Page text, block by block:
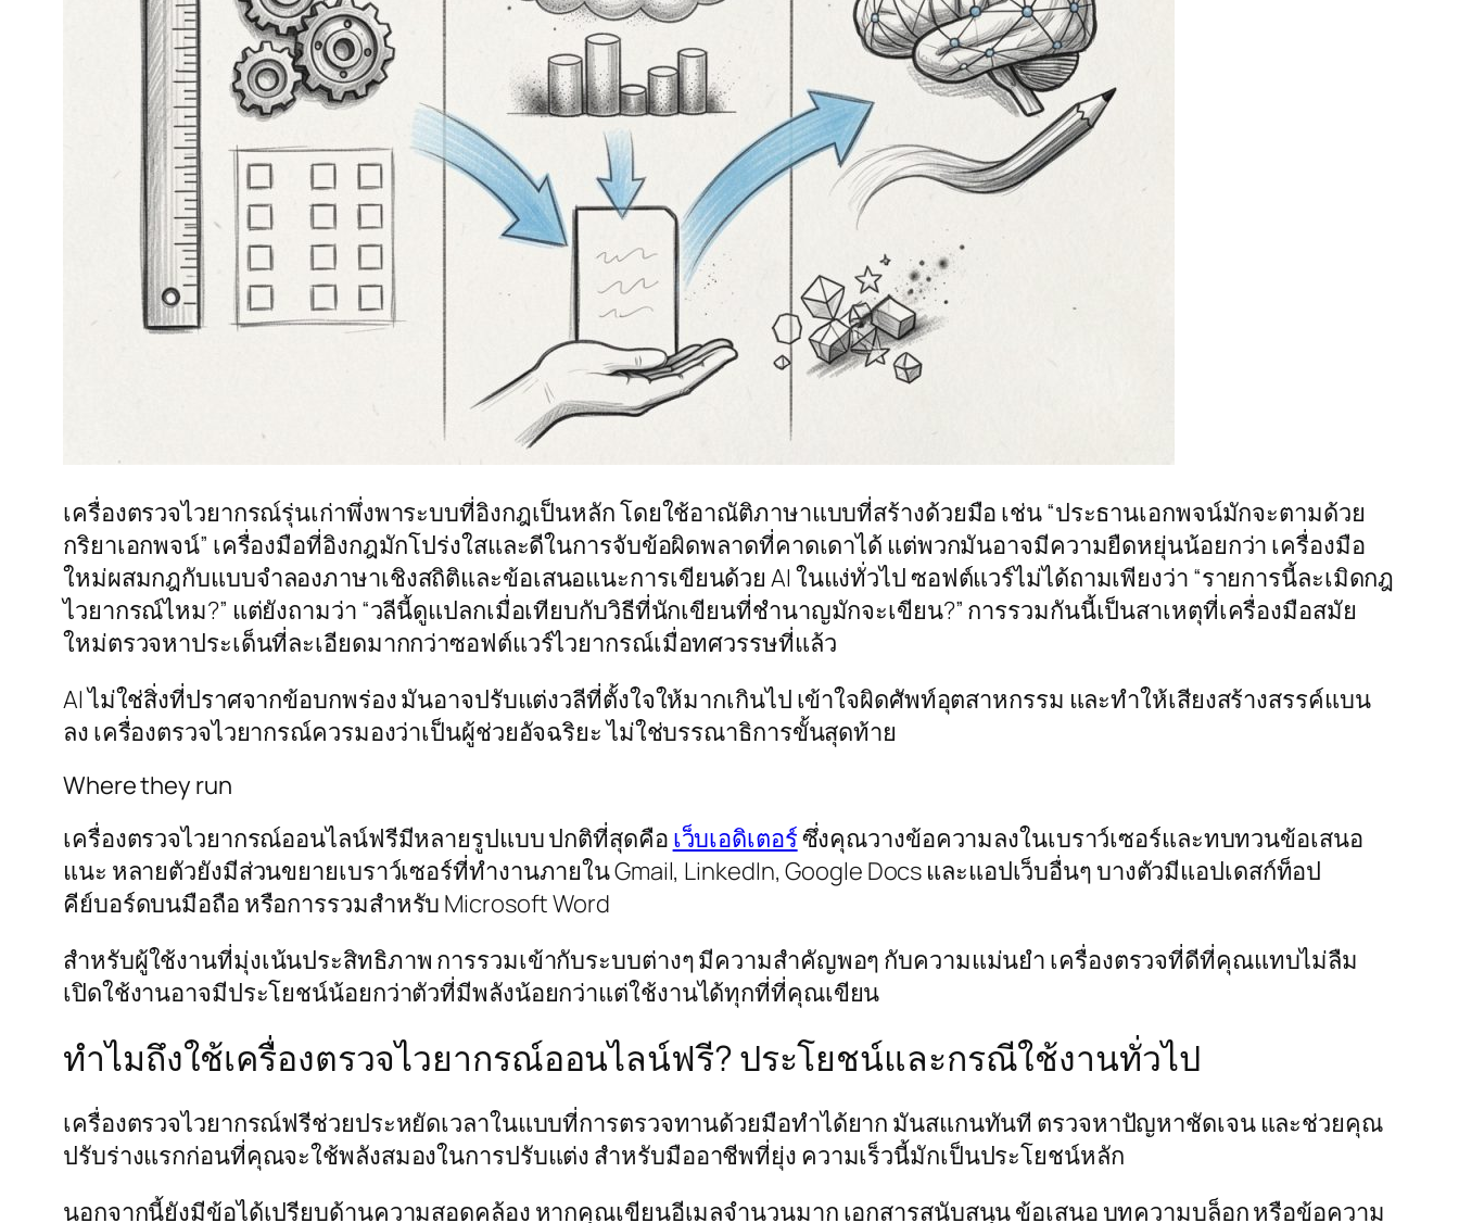
เครื่องตรวจไวยากรณ์รุ่นเก่าพึ่งพาระบบที่อิงกฎเป็นหลัก โดยใช้อาณัติภาษาแบบที่สร้างด้วยมือ เช่น “ประธานเอกพจน์มักจะตามด้วย
กริยาเอกพจน์” เครื่องมือที่อิงกฎมักโปร่งใสและดีในการจับข้อผิดพลาดที่คาดเดาได้ แต่พวกมันอาจมีความยืดหยุ่นน้อยกว่า เครื่องมือ
ใหม่ผสมกฎกับแบบจำลองภาษาเชิงสถิติและข้อเสนอแนะการเขียนด้วย AI ในแง่ทั่วไป ซอฟต์แวร์ไม่ได้ถามเพียงว่า “รายการนี้ละเมิดกฎ
ไวยากรณ์ไหม?” แต่ยังถามว่า “วลีนี้ดูแปลกเมื่อเทียบกับวิธีที่นักเขียนที่ชำนาญมักจะเขียน?” การรวมกันนี้เป็นสาเหตุที่เครื่องมือสมัย
ใหม่ตรวจหาประเด็นที่ละเอียดมากกว่าซอฟต์แวร์ไวยากรณ์เมื่อทศวรรษที่แล้ว
AI ไม่ใช่สิ่งที่ปราศจากข้อบกพร่อง มันอาจปรับแต่งวลีที่ตั้งใจให้มากเกินไป เข้าใจผิดศัพท์อุตสาหกรรม และทำให้เสียงสร้างสรรค์แบน
ลง เครื่องตรวจไวยากรณ์ควรมองว่าเป็นผู้ช่วยอัจฉริยะ ไม่ใช่บรรณาธิการขั้นสุดท้าย
Where they run
เครื่องตรวจไวยากรณ์ออนไลน์ฟรีมีหลายรูปแบบ ปกติที่สุดคือ เว็บเอดิเตอร์ซึ่งคุณวางข้อความลงในเบราว์เซอร์และทบทวนข้อเสนอ
แนะ หลายตัวยังมีส่วนขยายเบราว์เซอร์ที่ทำงานภายใน Gmail, LinkedIn, Google Docs และแอปเว็บอื่นๆ บางตัวมีแอปเดสก์ท็อป
คีย์บอร์ดบนมือถือ หรือการรวมสำหรับ Microsoft Word
สำหรับผู้ใช้งานที่มุ่งเน้นประสิทธิภาพ การรวมเข้ากับระบบต่างๆ มีความสำคัญพอๆ กับความแม่นยำ เครื่องตรวจที่ดีที่คุณแทบไม่ลืม
เปิดใช้งานอาจมีประโยชน์น้อยกว่าตัวที่มีพลังน้อยกว่าแต่ใช้งานได้ทุกที่ที่คุณเขียน
ทำไมถึงใช้เครื่องตรวจไวยากรณ์ออนไลน์ฟรี? ประโยชน์และกรณีใช้งานทั่วไป
เครื่องตรวจไวยากรณ์ฟรีช่วยประหยัดเวลาในแบบที่การตรวจทานด้วยมือทำได้ยาก มันสแกนทันที ตรวจหาปัญหาชัดเจน และช่วยคุณ
ปรับร่างแรกก่อนที่คุณจะใช้พลังสมองในการปรับแต่ง สำหรับมืออาชีพที่ยุ่ง ความเร็วนี้มักเป็นประโยชน์หลัก
นอกจากนี้ยังมีข้อได้เปรียบด้านความสอดคล้อง หากคุณเขียนอีเมลจำนวนมาก เอกสารสนับสนุน ข้อเสนอ บทความบล็อก หรือข้อความ